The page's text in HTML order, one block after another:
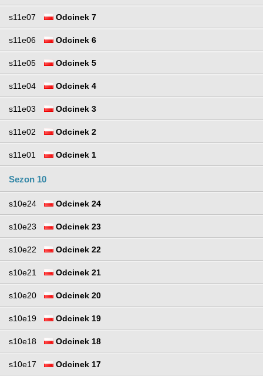
s11e07 Odcinek 7
s11e06 Odcinek 6
s11e05 Odcinek 5
s11e04 Odcinek 4
s11e03 Odcinek 3
s11e02 Odcinek 2
s11e01 Odcinek 1
Sezon 10
s10e24 Odcinek 24
s10e23 Odcinek 23
s10e22 Odcinek 22
s10e21 Odcinek 21
s10e20 Odcinek 20
s10e19 Odcinek 19
s10e18 Odcinek 18
s10e17 Odcinek 17